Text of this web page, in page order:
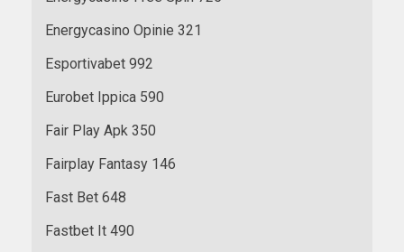
Energycasino Opinie 321
Esportivabet 992
Eurobet Ippica 590
Fair Play Apk 350
Fairplay Fantasy 146
Fast Bet 648
Fastbet It 490